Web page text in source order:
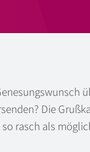
Die
rasch als